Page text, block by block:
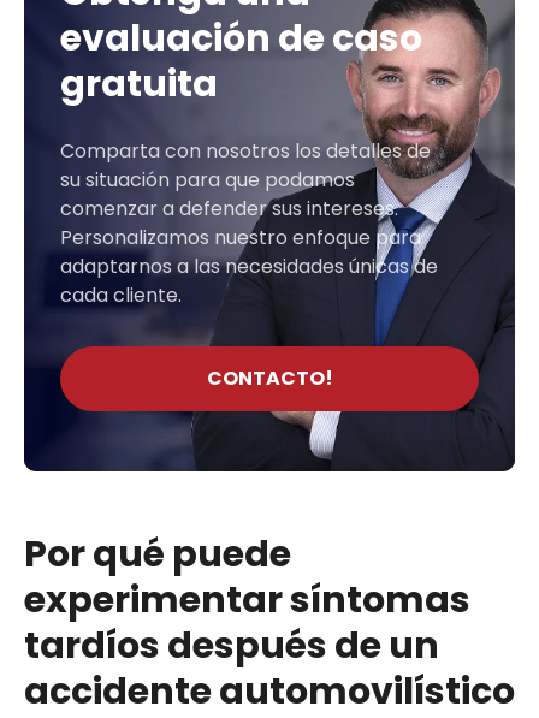
evaluación de caso
gratuita
Comparta con nosotros los detalles de
su situación para que podamos
comenzar a defender sus intereses.
Personalizamos nuestro enfoque para
adaptarnos a las necesidades únicas de
cada cliente.
CONTACTO!
Por qué puede
experimentar síntomas
tardíos después de un
accidente automovilístico